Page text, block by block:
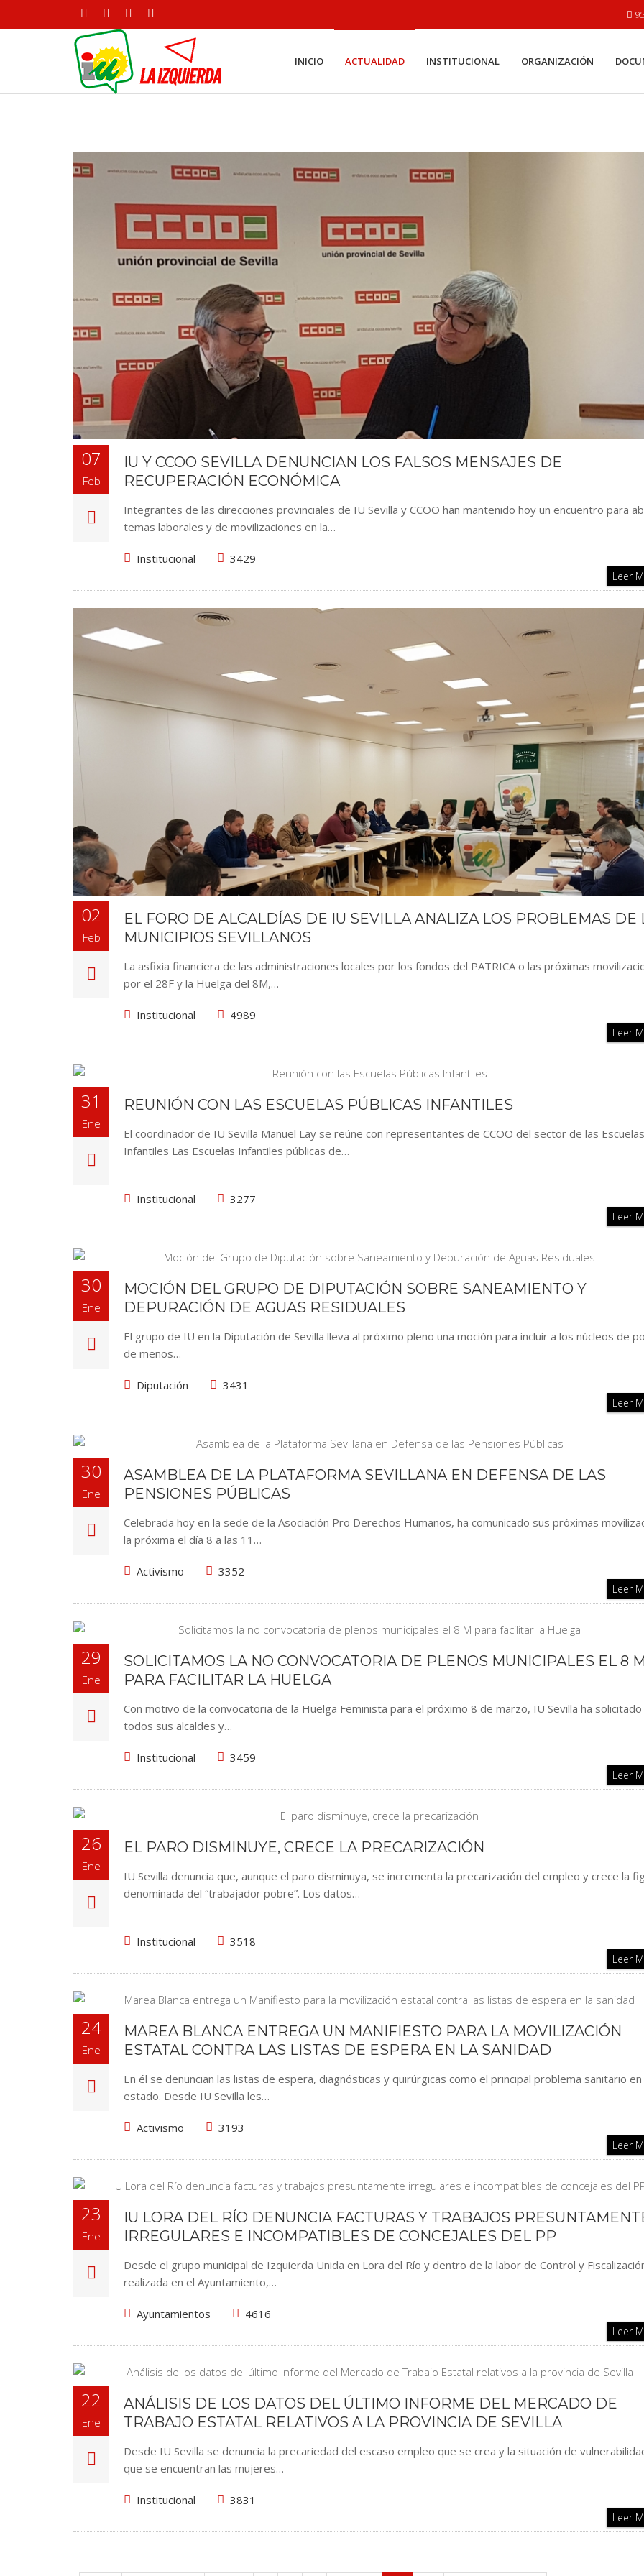
INICIO ACTUALIDAD INSTITUCIONAL ORGANIZACIÓN
07
Feb
IU Y CCOO SEVILLA DENUNCIAN LOS FALSOS MENSAJES DE
RECUPERACIÓN ECONÓMICA
Integrantes de las direcciones provinciales de IU Sevilla y CCOO han mantenido hoy un encuentro para
temas laborales y de movilizaciones en la…
Institucional 3429
Leer
02
Feb
EL FORO DE ALCALDÍAS DE IU SEVILLA ANALIZA LOS PROBLEMAS DE
MUNICIPIOS SEVILLANOS
La asfixia financiera de las administraciones locales por los fondos del PATRICA o las próximas
por el 28F y la Huelga del 8M,…
Institucional 4989
Leer
31
Ene
REUNIÓN CON LAS ESCUELAS PÚBLICAS INFANTILES
El coordinador de IU Sevilla Manuel Lay se reúne con representantes de CCOO del sector de las Escuelas
Infantiles Las Escuelas Infantiles públicas de…
Institucional 3277
Leer
30
Ene
MOCIÓN DEL GRUPO DE DIPUTACIÓN SOBRE SANEAMIENTO Y
DEPURACIÓN DE AGUAS RESIDUALES
El grupo de IU en la Diputación de Sevilla lleva al próximo pleno una moción para incluir a los núcleos de
de menos…
Diputación 3431
Leer
30
Ene
ASAMBLEA DE LA PLATAFORMA SEVILLANA EN DEFENSA DE LAS
PENSIONES PÚBLICAS
Celebrada hoy en la sede de la Asociación Pro Derechos Humanos, ha comunicado sus próximas
la próxima el día 8 a las 11…
Activismo 3352
Leer
29
Ene
SOLICITAMOS LA NO CONVOCATORIA DE PLENOS MUNICIPALES EL 8
PARA FACILITAR LA HUELGA
Con motivo de la convocatoria de la Huelga Feminista para el próximo 8 de marzo, IU Sevilla ha solicitado
todos sus alcaldes y…
Institucional 3459
Leer
26
Ene
EL PARO DISMINUYE, CRECE LA PRECARIZACIÓN
IU Sevilla denuncia que, aunque el paro disminuya, se incrementa la precarización del empleo y crece la
denominada del “trabajador pobre”. Los datos…
Institucional 3518
Leer
24
Ene
MAREA BLANCA ENTREGA UN MANIFIESTO PARA LA MOVILIZACIÓN
ESTATAL CONTRA LAS LISTAS DE ESPERA EN LA SANIDAD
En él se denuncian las listas de espera, diagnósticas y quirúrgicas como el principal problema sanitario
estado. Desde IU Sevilla les…
Activismo 3193
Leer
23
Ene
IU LORA DEL RÍO DENUNCIA FACTURAS Y TRABAJOS
IRREGULARES E INCOMPATIBLES DE CONCEJALES DEL PP
Desde el grupo municipal de Izquierda Unida en Lora del Río y dentro de la labor de Control y
realizada en el Ayuntamiento,…
Ayuntamientos 4616
Leer
22
Ene
ANÁLISIS DE LOS DATOS DEL ÚLTIMO INFORME DEL MERCADO DE
TRABAJO ESTATAL RELATIVOS A LA PROVINCIA DE SEVILLA
Desde IU Sevilla se denuncia la precariedad del escaso empleo que se crea y la situación de
que se encuentran las mujeres…
Institucional 3831
Leer